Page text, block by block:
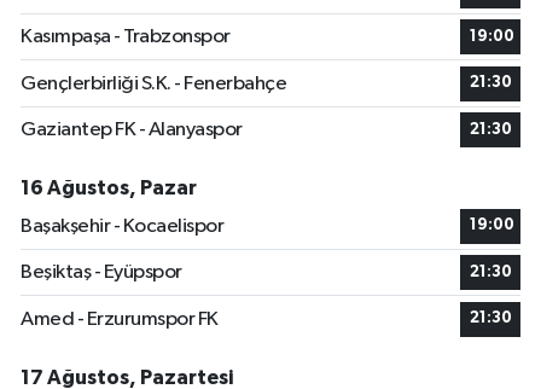
Kasımpaşa - Trabzonspor 19:00
Gençlerbirliği S.K. - Fenerbahçe 21:30
Gaziantep FK - Alanyaspor 21:30
16 Ağustos, Pazar
Başakşehir - Kocaelispor
19:00
Beşiktaş - Eyüpspor 21:30
Amed - Erzurumspor FK 21:30
17 Ağustos, Pazartesi